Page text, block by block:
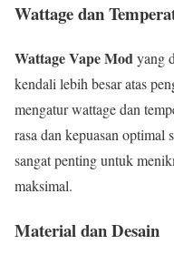
Wattage dan
Wattage Vape Modyang
kendali lebih besar atas
mengatur wattage dan
rasa dan kepuasan optimal
sangat penting untuk
maksimal.
Material dan Desain